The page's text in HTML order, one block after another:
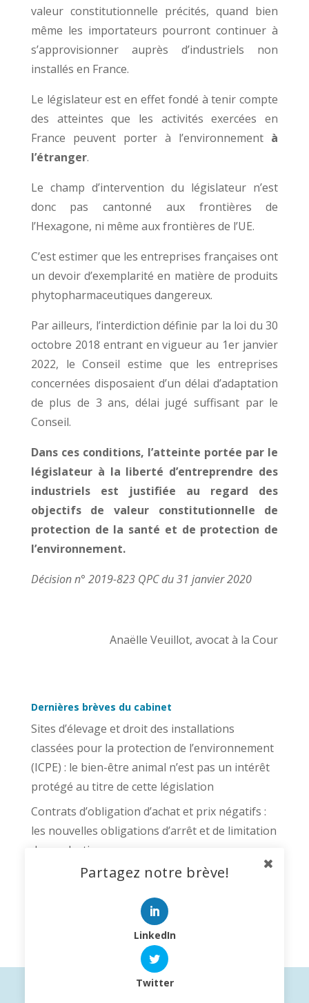
valeur constitutionnelle précités, quand bien
même les importateurs pourront continuer à
s’approvisionner auprès d’industriels non
installés en France.
Le législateur est en effet fondé à tenir compte
des atteintes que les activités exercées en
France peuvent porter à l’environnement à
l’étranger.
Le champ d’intervention du législateur n’est
donc pas cantonné aux frontières de
l’Hexagone, ni même aux frontières de l’UE.
C’est estimer que les entreprises françaises ont
un devoir d’exemplarité en matière de produits
phytopharmaceutiques dangereux.
Par ailleurs, l’interdiction définie par la loi du 30
octobre 2018 entrant en vigueur au 1er janvier
2022, le Conseil estime que les entreprises
concernées disposaient d’un délai d’adaptation
de plus de 3 ans, délai jugé suffisant par le
Conseil.
Dans ces conditions, l’atteinte portée par le
législateur à la liberté d’entreprendre des
industriels est justifiée au regard des
objectifs de valeur constitutionnelle de
protection de la santé et de protection de
l’environnement.
Décision n° 2019-823 QPC du 31 janvier 2020
Anaëlle Veuillot, avocat à la Cour
Dernières brèves du cabinet
Sites d’élevage et droit des installations
classées pour la protection de l’environnement
(ICPE) : le bien-être animal n’est pas un intérêt
protégé au titre de cette législation
Contrats d’obligation d’achat et prix négatifs :
les nouvelles obligations d’arrêt et de limitation
de production
Qualité environnementale et insertion
paysagère des grandes surfaces : le Conseil
d’Etat donne toute sa portée à l’obligation de
mise à niveau introduite par la loi Pinel
Iroise Avocats|Mentions légales
Partagez notre brève!
LinkedIn
Twitter